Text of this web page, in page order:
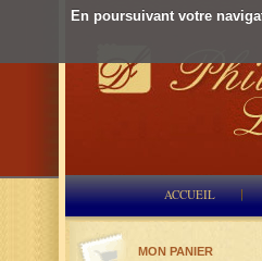
En poursuivant votre
ACCUEIL
MON PANIER